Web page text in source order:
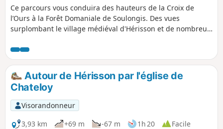
Ce parcours vous conduira des hauteurs de la Croix de
l’Ours à la Forêt Domaniale de Soulongis. Des vues
surplombant le village médiéval d'Hérisson et de nombreux
Autour de Hérisson par l'église de
Chateloy
Visorandonneur
3,93 km
+69 m -67 m 1h 20
Facile